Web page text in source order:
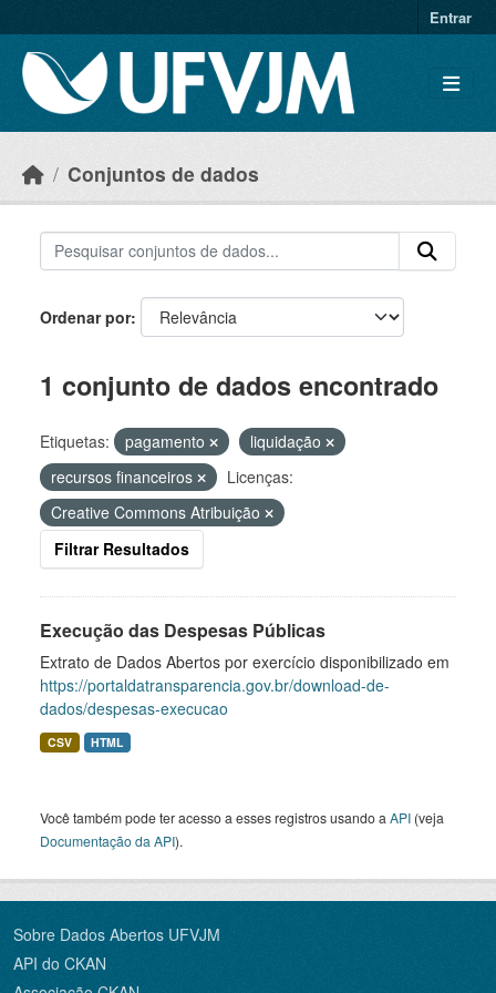
Entrar
Conjuntos de dados
Ordenar por
1 conjunto de dados encontrado
Etiquetas: pagamento
liquidação
recursos financeiros
Licenças:
Creative Commons Atribuição
Filtrar Resultados
Execução das Despesas Públicas
Extrato de Dados Abertos por exercício disponibilizado em
https://portaldatransparencia.gov.br/download-de-
dados/despesas-execucao
CSV HTML
Você também pode ter acesso a esses registros usando a API (veja
Documentação da API).
Sobre Dados Abertos UFVJM
API do CKAN